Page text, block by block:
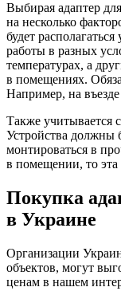
Выбирая адаптер
на несколько
будет
работы в разных
температурах, а
в помещениях.
Например, на
Также учитывается
Устройства должны
монтироваться в
в помещении, то эта
Покупка
в Украине
Организации
объектов, могут
ценам в нашем